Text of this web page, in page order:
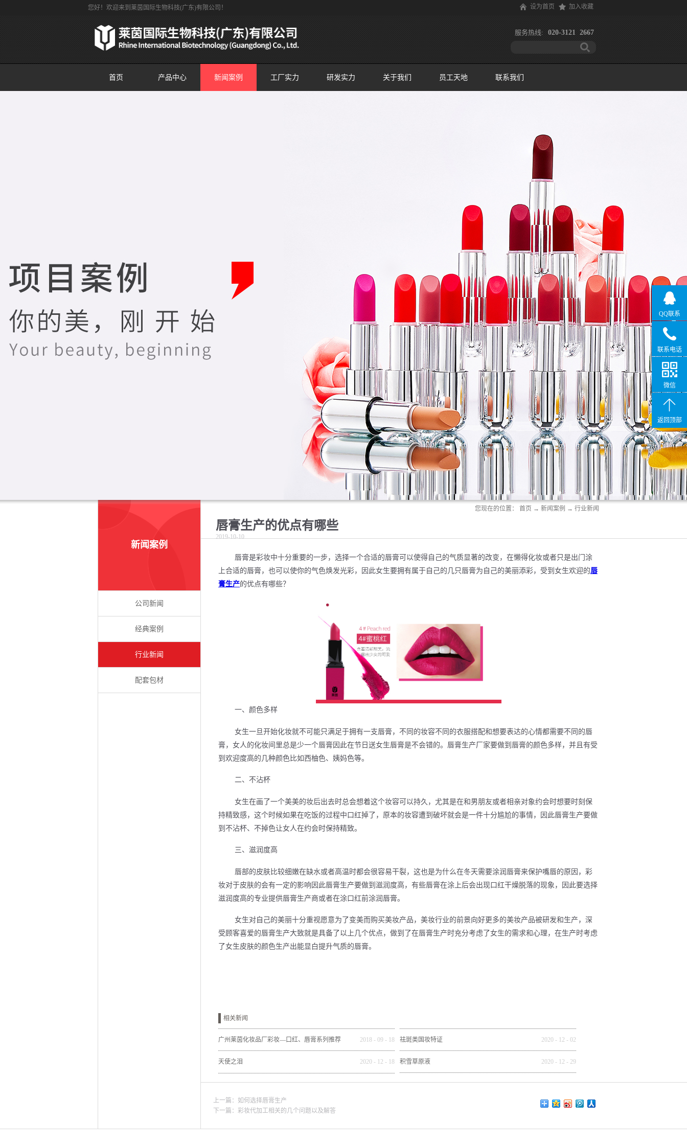
您好！欢迎来到莱茵国际生物科技(广东)有限公司！ 设为首页 加入收藏
服务热线: 020-3121 2667
首页 产品中心 新闻案例 工厂实力 研发实力 关于我们 员工天地 联系我们
唇膏生产的优点有哪些
2019-10-10
新闻案例
公司新闻
经典案例
行业新闻
配套包材
您现在的位置： 首页 → 新闻案例 → 行业新闻
唇膏是彩妆中十分重要的一步，选择一个合适的唇膏可以使得自己的气质显著的改变，在懒得化妆或者只是出门涂
上合适的唇膏，也可以使你的气色焕发光彩，因此女生要拥有属于自己的几只唇膏为自己的美丽添彩，受到女生欢迎的唇
膏生产的优点有哪些？
一、颜色多样
女生一旦开始化妆就不可能只满足于拥有一支唇膏，不同的妆容不同的衣服搭配和想要表达的心情都需要不同的唇
膏，女人的化妆间里总是少一个唇膏因此在节日送女生唇膏是不会错的。唇膏生产厂家要做到唇膏的颜色多样，并且有受
到欢迎度高的几种颜色比如西柚色、姨妈色等。
二、不沾杯
女生在画了一个美美的妆后出去时总会想着这个妆容可以持久，尤其是在和男朋友或者相亲对象约会时想要时刻保
持精致感，这个时候如果在吃饭的过程中口红掉了，原本的妆容遭到破坏就会是一件十分尴尬的事情，因此唇膏生产要做
到不沾杯、不掉色让女人在约会时保持精致。
三、滋润度高
唇部的皮肤比较细嫩在缺水或者高温时都会很容易干裂，这也是为什么在冬天需要涂润唇膏来保护嘴唇的原因，彩
妆对于皮肤的会有一定的影响因此唇膏生产要做到滋润度高，有些唇膏在涂上后会出现口红干燥脱落的现象，因此要选择
滋润度高的专业提供唇膏生产商或者在涂口红前涂润唇膏。
女生对自己的美丽十分重视愿意为了变美而购买美妆产品，美妆行业的前景向好更多的美妆产品被研发和生产，深
受顾客喜爱的唇膏生产大致就是具备了以上几个优点，做到了在唇膏生产时充分考虑了女生的需求和心理，在生产时考虑
了女生皮肤的颜色生产出能显白提升气质的唇膏。
相关新闻
广州莱茵化妆品厂彩妆—口红、唇膏系列推荐 2018 - 09 - 18 祛斑类国妆特证 2020 - 12 - 02
天使之泪 2020 - 12 - 18 积雪草原液 2020 - 12 - 29
上一篇： 如何选择唇膏生产
下一篇： 彩妆代加工相关的几个问题以及解答
QQ联系
联系电话
微信
返回顶部